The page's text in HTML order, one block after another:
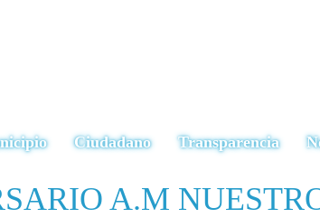
Ciudadano Transparencia
A.M